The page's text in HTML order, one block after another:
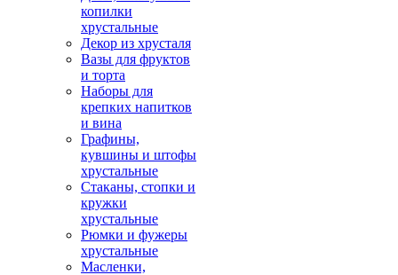
копилки
хрустальные
Декор из хрусталя
Вазы для фруктов
и торта
Наборы для
крепких напитков
и вина
Графины,
кувшины и штофы
хрустальные
Стаканы, стопки и
кружки
хрустальные
Рюмки и фужеры
хрустальные
Масленки,